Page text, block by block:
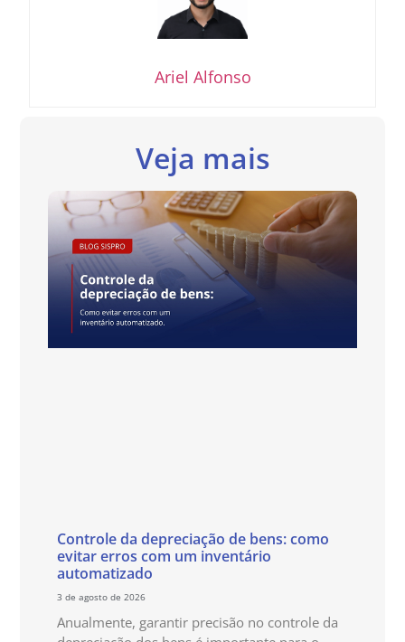
Ariel Alfonso
Veja mais
Controle da depreciação de bens: como
evitar erros com um inventário
automatizado
3 de agosto de 2026
Anualmente, garantir precisão no controle da